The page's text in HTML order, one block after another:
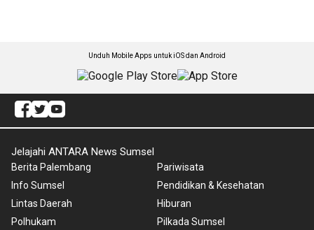
Unduh Mobile Apps untuk iOS dan Android
Jelajahi ANTARA News Sumsel
Berita Palembang
Info Sumsel
Lintas Daerah
Polhukam
Pariwisata
Pendidikan & Kesehatan
Hiburan
Pilkada Sumsel